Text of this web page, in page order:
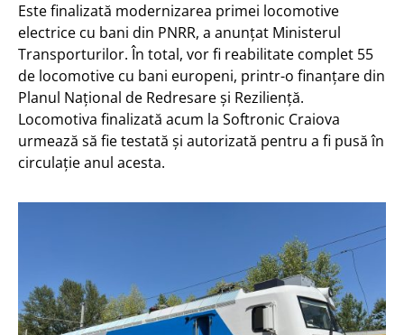
Este finalizată modernizarea primei locomotive
electrice cu bani din PNRR, a anunțat Ministerul
Transporturilor. În total, vor fi reabilitate complet 55
de locomotive cu bani europeni, printr-o finanțare din
Planul Național de Redresare și Reziliență.
Locomotiva finalizată acum la Softronic Craiova
urmează să fie testată și autorizată pentru a fi pusă în
circulație anul acesta.